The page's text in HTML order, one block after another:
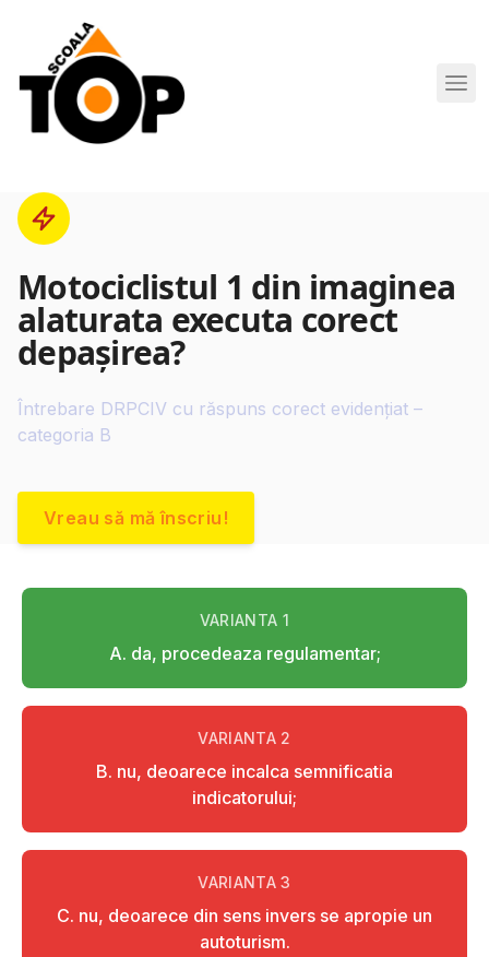
Scoala de Soferi TOP navigation
Motociclistul 1 din imaginea
alaturata executa corect
depaşirea?
Întrebare DRPCIV cu răspuns corect evidențiat –
categoria B
Vreau să mă înscriu!
VARIANTA 1
A. da, procedeaza regulamentar;
VARIANTA 2
B. nu, deoarece incalca semnificatia
indicatorului;
VARIANTA3
C. nu, deoarece din sens invers se apropie un
autoturism.